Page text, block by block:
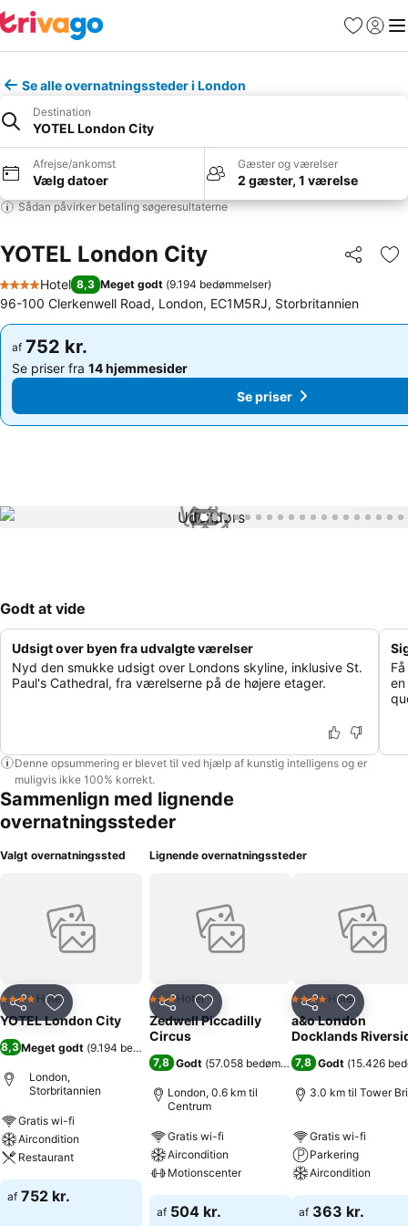
Favoritter
Log ind
Se alle overnatningssteder i London
Destination
YOTEL London City
Afrejse/ankomst
Vælg datoer
Gæster og værelser
2 gæster, 1 værelse
Sådan påvirker betaling søgeresultaterne
YOTEL London City Del
4 Stjerner
Hotel 8,3 Meget godt (9.194 bedømmelser)
96-100 Clerkenwell Road, London, EC1M5RJ, Storbritannien
af 752 kr.
Se priser fra 14 hjemmesider
af 752 kr.
Se priser fra 14 hjemmesider
Se priser
1 / 76
Godt at vide
Udsigt over byen fra udvalgte værelser
Nyd den smukke udsigt over Londons skyline, inklusive St.
Paul's Cathedral, fra værelserne på de højere etager.
Denne opsummering er blevet til ved hjælp af kunstig intelligens og er
muligvis ikke 100% korrekt.
Sammenlign med lignende
overnatningssteder
Valgt overnatningssted
Del Føj til favoritter
4 StjernerHotel
YOTEL London City
8,3Meget godt (9.194 bedømmelser
London,
Storbritannien
Gratis wi-fi
Aircondition
Restaurant
af 752 kr.
Lignende overnatningssteder
Del Føj til favoritter
3 Stjerner
Hotel
Zedwell Piccadilly
Circus
7,8 Godt (57.058 bedømmelser )
London, 0.6 km til
Centrum
Gratis wi-fi
Aircondition
Motionscenter
af 504 kr.
Del Føj til
4 StjernerHotel
a&o London
Docklands
7,8 Godt (15.426
3.0 km til Tower
Gratis wi-fi
Parkering
Aircondition
af 363 kr.